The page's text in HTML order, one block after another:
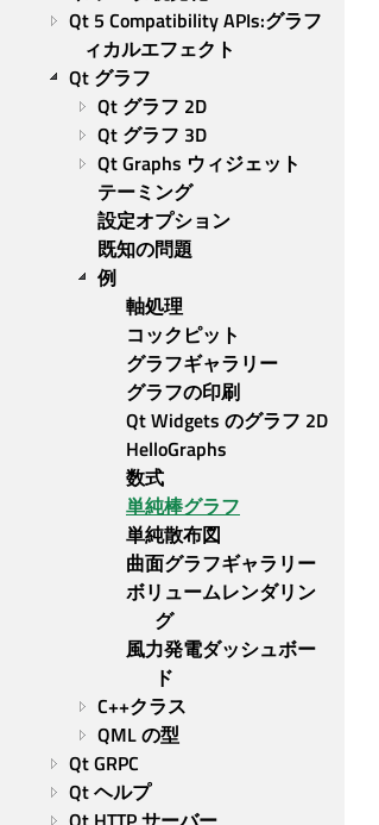
Qt 5 Compatibility APIs:グラフ
ィカルエフェクト
Qt グラフ
Qt グラフ 2D
Qt グラフ 3D
Qt Graphs ウィジェット
テーミング
設定オプション
既知の問題
例
軸処理
コックピット
グラフギャラリー
グラフの印刷
Qt Widgets のグラフ 2D
HelloGraphs
数式
単純棒グラフ
単純散布図
曲面グラフギャラリー
ボリュームレンダリン
グ
風力発電ダッシュボー
ド
C++クラス
QML の型
Qt GRPC
Qt ヘルプ